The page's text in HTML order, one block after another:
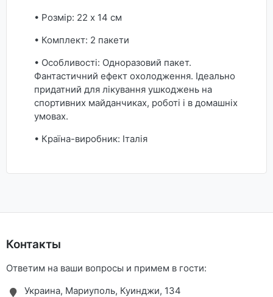
• Розмір: 22 х 14 см
• Комплект: 2 пакети
• Особливості: Одноразовий пакет.
Фантастичний ефект охолодження. Ідеально
придатний для лікування ушкоджень на
спортивних майданчиках, роботі і в домашніх
умовах.
• Країна-виробник: Італія
Контакты
Ответим на ваши вопросы и примем в гости:
Украина, Мариуполь, Куинджи, 134